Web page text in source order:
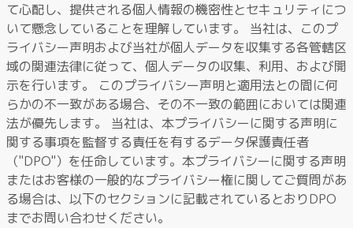
て心配し、提供される個人情報の機密性とセキュリティにつ
いて懸念していることを理解しています。 当社は、このプ
ライバシー声明および当社が個人データを収集する各管轄区
域の関連法律に従って、個人データの収集、利用、および開
示を行います。 このプライバシー声明と適用法との間に何
らかの不一致がある場合、その不一致の範囲においては関連
法が優先します。 当社は、本プライバシーに関する声明に
関する事項を監督する責任を有するデータ保護責任者
（"DPO"）を任命しています。本プライバシーに関する声明
またはお客様の一般的なプライバシー権に関してご質問があ
る場合は、以下のセクションに記載されているとおりDPO
までお問い合わせください。